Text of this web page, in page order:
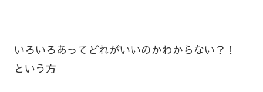
いろいろあってどれがいいのかわからない？！
という方